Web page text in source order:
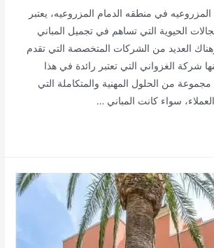
في منطقه الدمام المزروعيه، يعتبر
الحيوية التي تساهم في تجميل المباني
العديد من الشركات المتخصصة التي تقدم
شركة الغزواني التي تعتبر رائدة في هذا
من الحلول المهنية والمتكاملة التي
سواء كانت المباني …